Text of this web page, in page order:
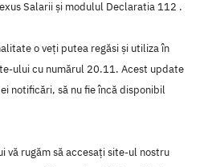
Salarii şi modulul Declaratia 112 .
o veţi putea regăsi şi utiliza în
ului cu numărul 20.11. Acest update
notificări, să nu fie încă disponibil
vă rugăm să accesaţi site-ul nostru